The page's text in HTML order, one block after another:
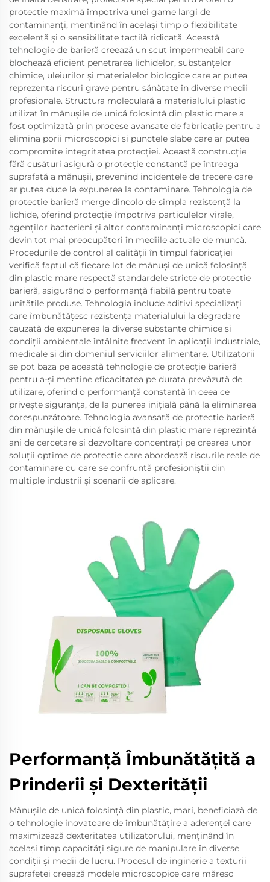
protecție maximă împotriva unei game largi de
contaminanți, menținând în același timp o flexibilitate
excelentă și o sensibilitate tactilă ridicată. Această
tehnologie de barieră creează un scut impermeabil care
blochează eficient penetrarea lichidelor, substanțelor
chimice, uleiurilor și materialelor biologice care ar putea
reprezenta riscuri grave pentru sănătate în diverse medii
profesionale. Structura moleculară a materialului plastic
utilizat în mănușile de unică folosință din plastic mare a
fost optimizată prin procese avansate de fabricație pentru a
elimina porii microscopici și punctele slabe care ar putea
compromite integritatea protecției. Această construcție
fără cusături asigură o protecție constantă pe întreaga
suprafață a mănușii, prevenind incidentele de trecere care
ar putea duce la expunerea la contaminare. Tehnologia de
protecție barieră merge dincolo de simpla rezistență la
lichide, oferind protecție împotriva particulelor virale,
agenților bacterieni și altor contaminanți microscopici care
devin tot mai preocupători în mediile actuale de muncă.
Procedurile de control al calității în timpul fabricației
verifică faptul că fiecare lot de mănuși de unică folosință
din plastic mare respectă standardele stricte de protecție
barieră, asigurând o performanță fiabilă pentru toate
unitățile produse. Tehnologia include aditivi specializați
care îmbunătățesc rezistența materialului la degradare
cauzată de expunerea la diverse substanțe chimice și
condiții ambientale întâlnite frecvent în aplicații industriale,
medicale și din domeniul serviciilor alimentare. Utilizatorii
se pot baza pe această tehnologie de protecție barieră
pentru a-și menține eficacitatea pe durata prevăzută de
utilizare, oferind o performanță constantă în ceea ce
privește siguranța, de la punerea inițială până la eliminarea
corespunzătoare. Tehnologia avansată de protecție barieră
din mănușile de unică folosință din plastic mare reprezintă
ani de cercetare și dezvoltare concentrați pe crearea unor
soluții optime de protecție care abordează riscurile reale de
contaminare cu care se confruntă profesioniștii din
multiple industrii și scenarii de aplicare.
Performanță Îmbunătățită a
Prinderii și Dexterității
Mănușile de unică folosință din plastic, mari, beneficiază de
o tehnologie inovatoare de îmbunătățire a aderenței care
maximizează dexteritatea utilizatorului, menținând în
același timp capacități sigure de manipulare în diverse
condiții și medii de lucru. Procesul de inginerie a texturii
suprafeței creează modele microscopice care măresc